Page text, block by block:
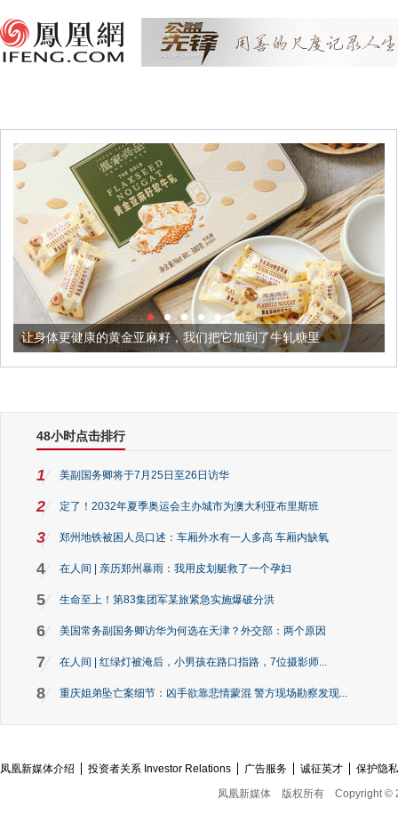
让身体更健康的黄金亚麻籽，我们把它加到了牛轧糖里
48小时点击排行
1 美副国务卿将于7月25日至26日访华
2 定了！2032年夏季奥运会主办城市为澳大利亚布里斯班
3 郑州地铁被困人员口述：车厢外水有一人多高 车厢内缺氧
4 在人间 | 亲历郑州暴雨：我用皮划艇救了一个孕妇
5 生命至上！第83集团军某旅紧急实施爆破分洪
6 美国常务副国务卿访华为何选在天津？外交部：两个原因
7 在人间 | 红绿灯被淹后，小男孩在路口指路，7位摄影师...
8 重庆姐弟坠亡案细节：凶手欲靠悲情蒙混 警方现场勘察发现...
凤凰新媒体介绍 投资者关系 Investor Relations 广告服务 诚征英才
保护隐
凤凰新媒体
版权所有 Copyright ©